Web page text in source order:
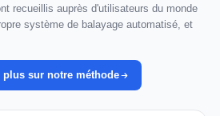
recueillis auprès d'utilisateurs du monde
système de balayage automatisé, et
plus sur notre méthode